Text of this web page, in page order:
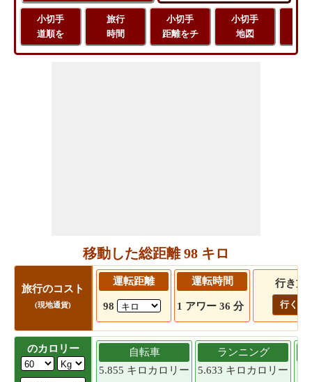
小切手
道順を
旅行
時間
小切手
距離をチ
小切手
地図
移動した総距離 98 キロ
旅行のコスト
(現地通貨)
運転距離
98
運転時間
1 アワー 36 分
行き方
行く!
のカロリー
自転車
5.855 キロカロリー
ランニング
5.633 キロカロリー